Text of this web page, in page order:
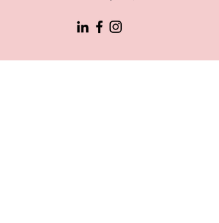
incluindo referências e você pode tirar
dúvidas pontuais que ainda restaram